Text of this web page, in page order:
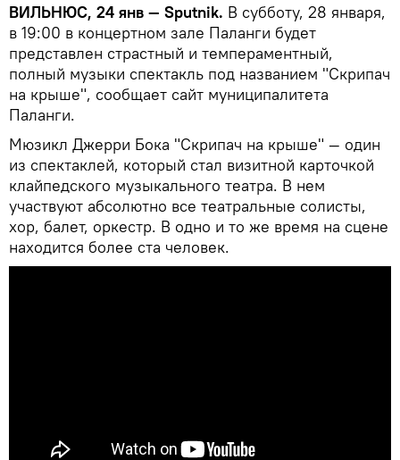
ВИЛЬНЮС, 24 янв — Sputnik. В субботу, 28 января,
в 19:00 в концертном зале Паланги будет
представлен страстный и темпераментный,
полный музыки спектакль под названием "Скрипач
на крыше", сообщает сайт муниципалитета
Паланги.
Мюзикл Джерри Бока "Скрипач на крыше" — один
из спектаклей, который стал визитной карточкой
клайпедского музыкального театра. В нем
участвуют абсолютно все театральные солисты,
хор, балет, оркестр. В одно и то же время на сцене
находится более ста человек.